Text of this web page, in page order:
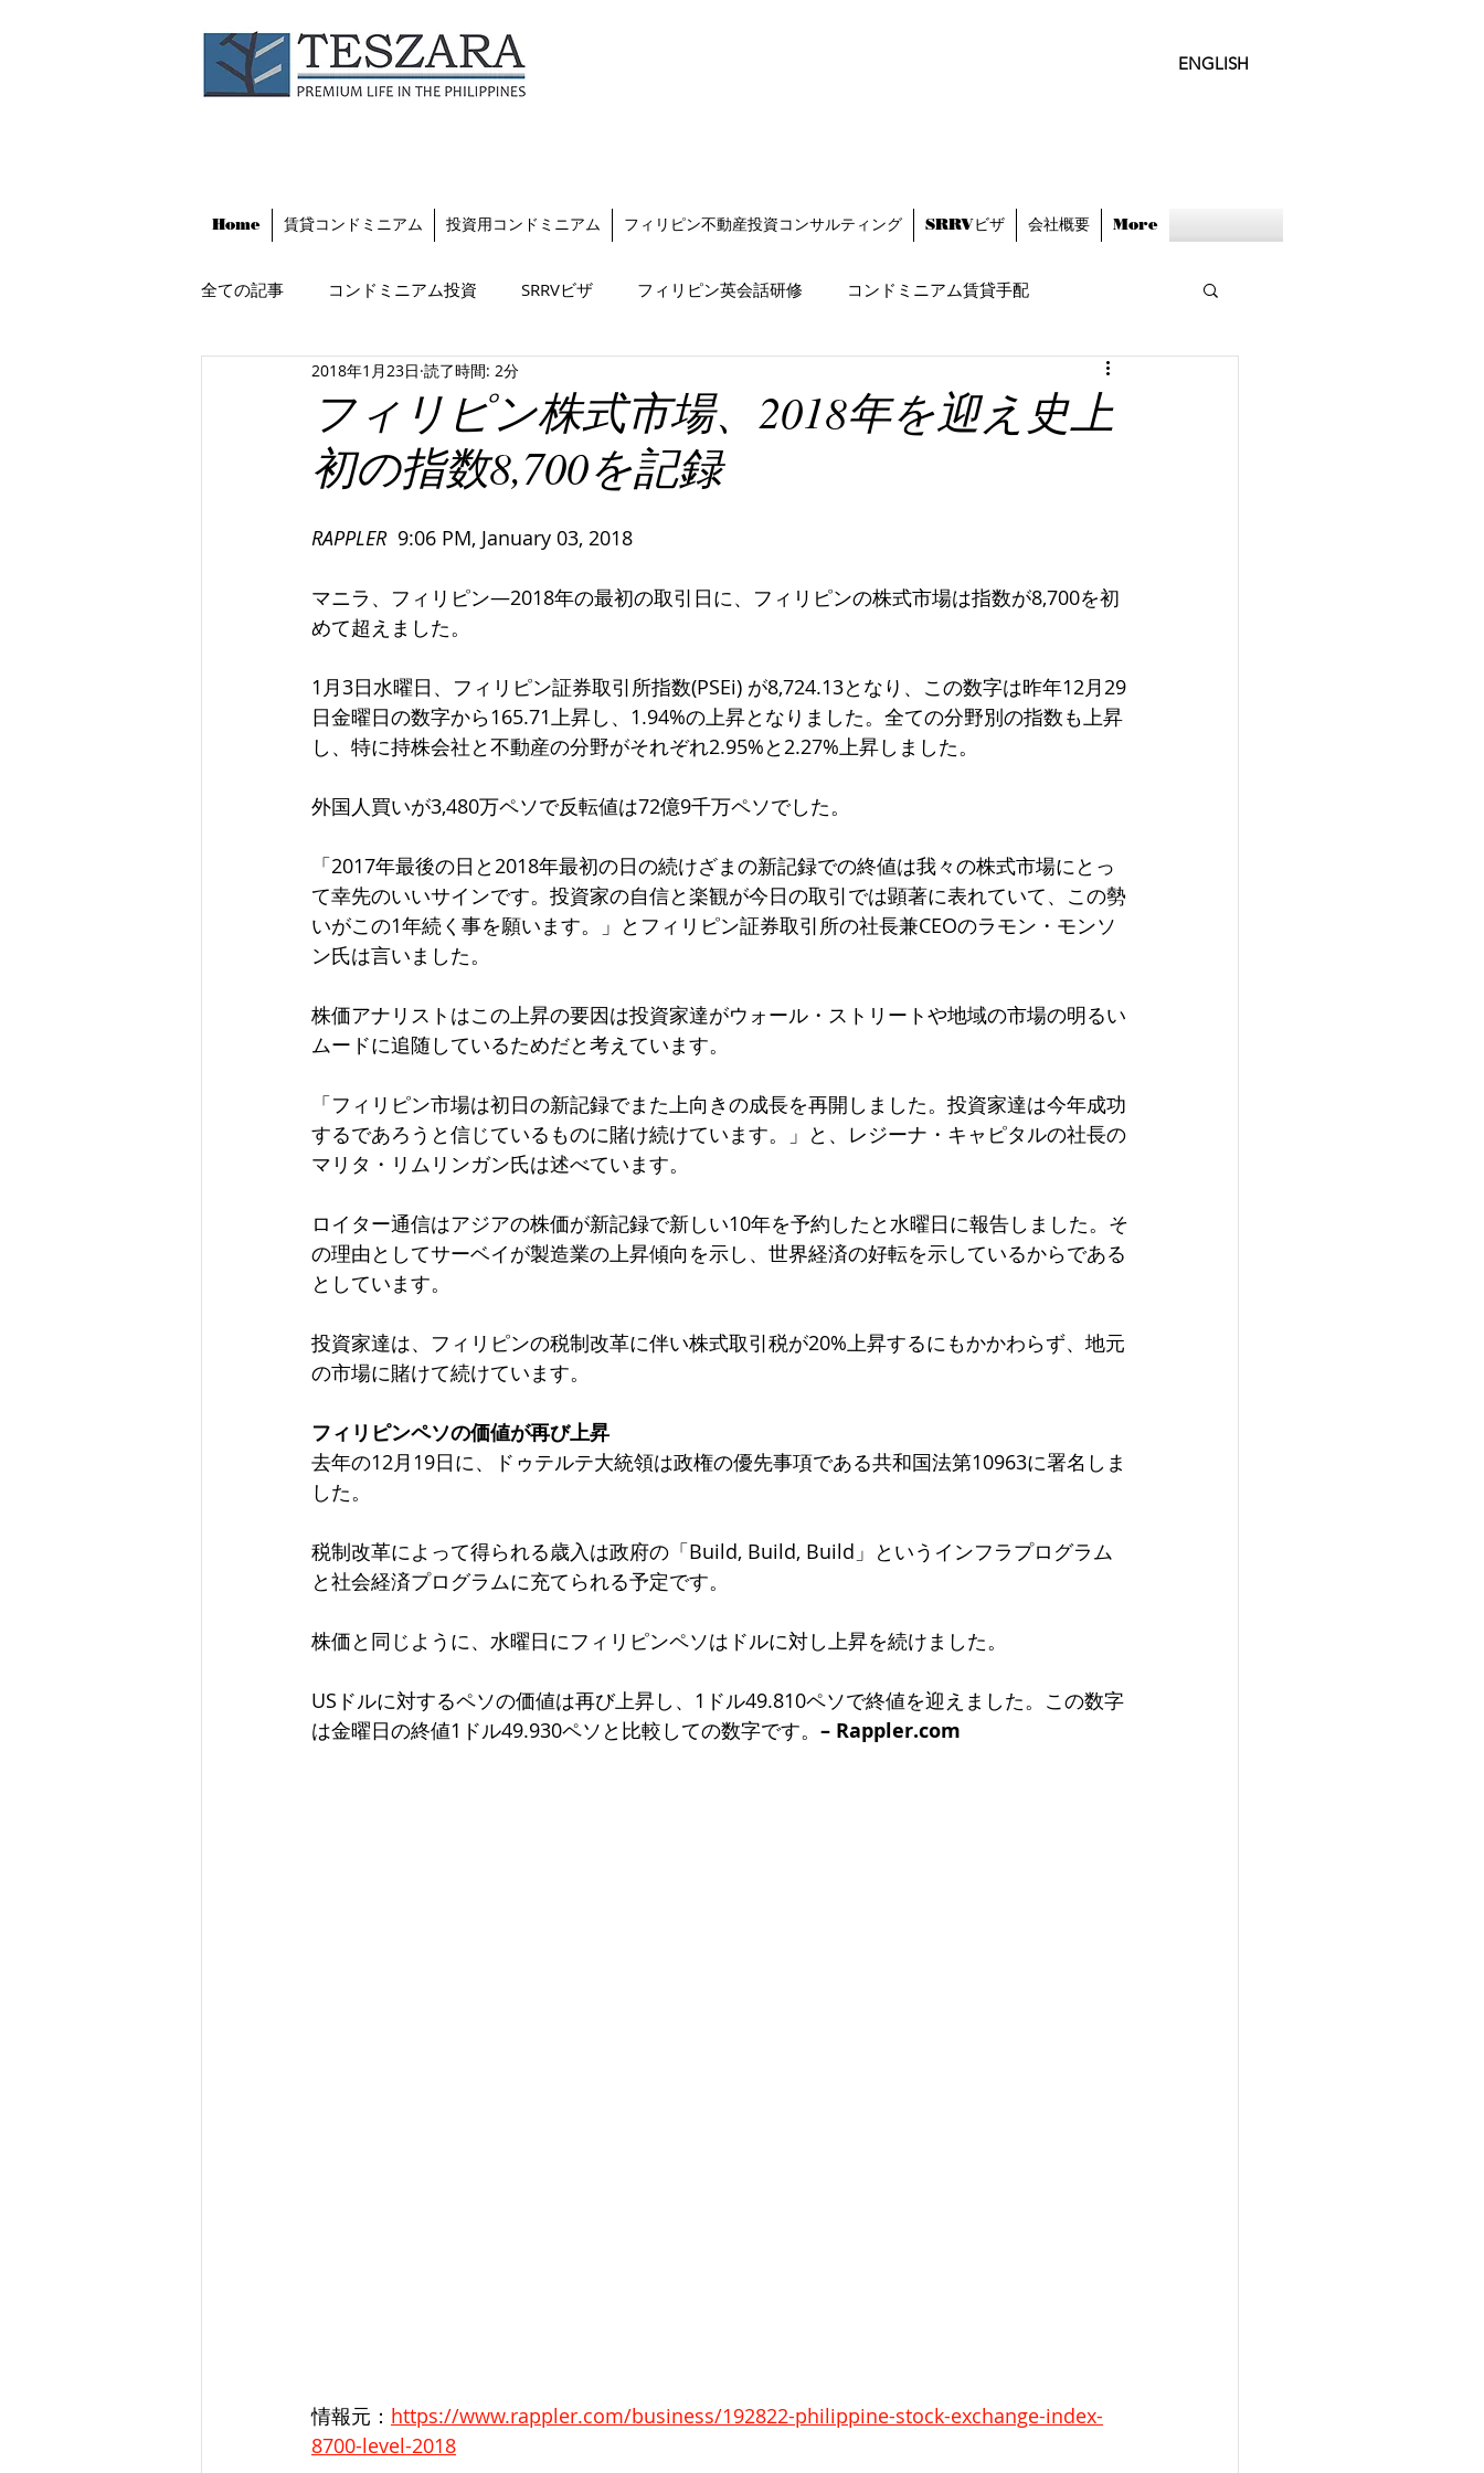
ENGLISH
Home 賃貸コンドミニアム 投資用コンドミニアム フィリピン不動産投資コンサルティング SRRVビザ 会社概要 More
全ての記事 コンドミニアム投資 SRRVビザ フィリピン英会話研修 コンドミニアム賃貸手配
フィリピンのビジネス環境
フィリピン株式市場、2018年を迎え史上
初の指数8,700を記録
2018年1月23日 読了時間: 2分
RAPPLER 9:06 PM, January 03, 2018
マニラ、フィリピン―2018年の最初の取引日に、フィリピンの株式市場は指数が8,700を初
めて超えました。
1月3日水曜日、フィリピン証券取引所指数(PSEi) が8,724.13となり、この数字は昨年12月29
日金曜日の数字から165.71上昇し、1.94%の上昇となりました。全ての分野別の指数も上昇
し、特に持株会社と不動産の分野がそれぞれ2.95%と2.27%上昇しました。
外国人買いが3,480万ペソで反転値は72億9千万ペソでした。
「2017年最後の日と2018年最初の日の続けざまの新記録での終値は我々の株式市場にとっ
て幸先のいいサインです。投資家の自信と楽観が今日の取引では顕著に表れていて、この勢
いがこの1年続く事を願います。」とフィリピン証券取引所の社長兼CEOのラモン・モンソ
ン氏は言いました。
株価アナリストはこの上昇の要因は投資家達がウォール・ストリートや地域の市場の明るい
ムードに追随しているためだと考えています。
「フィリピン市場は初日の新記録でまた上向きの成長を再開しました。投資家達は今年成功
するであろうと信じているものに賭け続けています。」と、レジーナ・キャピタルの社長の
マリタ・リムリンガン氏は述べています。
ロイター通信はアジアの株価が新記録で新しい10年を予約したと水曜日に報告しました。そ
の理由としてサーベイが製造業の上昇傾向を示し、世界経済の好転を示しているからである
としています。
投資家達は、フィリピンの税制改革に伴い株式取引税が20%上昇するにもかかわらず、地元
の市場に賭けて続けています。
フィリピンペソの価値が再び上昇
去年の12月19日に、ドゥテルテ大統領は政権の優先事項である共和国法第10963に署名しま
した。
税制改革によって得られる歳入は政府の「Build, Build, Build」というインフラプログラム
と社会経済プログラムに充てられる予定です。
株価と同じように、水曜日にフィリピンペソはドルに対し上昇を続けました。
USドルに対するペソの価値は再び上昇し、1ドル49.810ペソで終値を迎えました。この数字
は金曜日の終値1ドル49.930ペソと比較しての数字です。 – Rappler.com
情報元： https://www.rappler.com/business/192822-philippine-stock-exchange-index-
8700-level-2018